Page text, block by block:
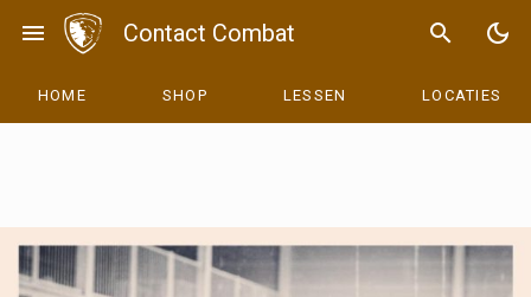
menu Contact Combat search dark_mode
HOME SHOP LESSEN LOCATIES